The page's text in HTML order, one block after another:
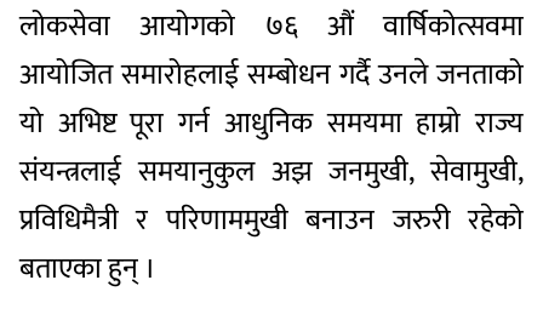
लोकसेवा आयोगको ७६ औं वार्षिकोत्सवमा
आयोजित समारोहलाई सम्बोधन गर्दै उनले जनताको
यो अभिष्ट पूरा गर्न आधुनिक समयमा हाम्रो राज्य
संयन्त्रलाई समयानुकुल अझ जनमुखी, सेवामुखी,
प्रविधिमैत्री र परिणाममुखी बनाउन जरुरी रहेको
बताएका हुन् ।